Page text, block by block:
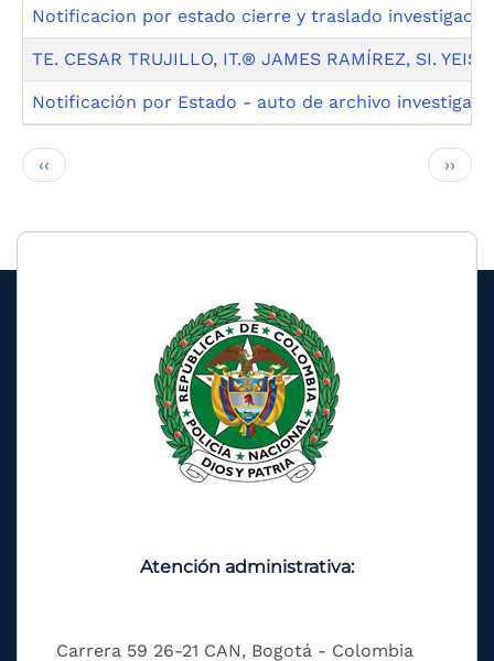
Notificacion por estado cierre y traslado
TE. CESAR TRUJILLO, IT.® JAMES RAMÍREZ, SI.
Notificación por Estado - auto de archivo
Pagination
Previous
page
‹‹
Next
page
››
Atención administrativa:
Carrera 59 26-21 CAN, Bogotá - Colombia